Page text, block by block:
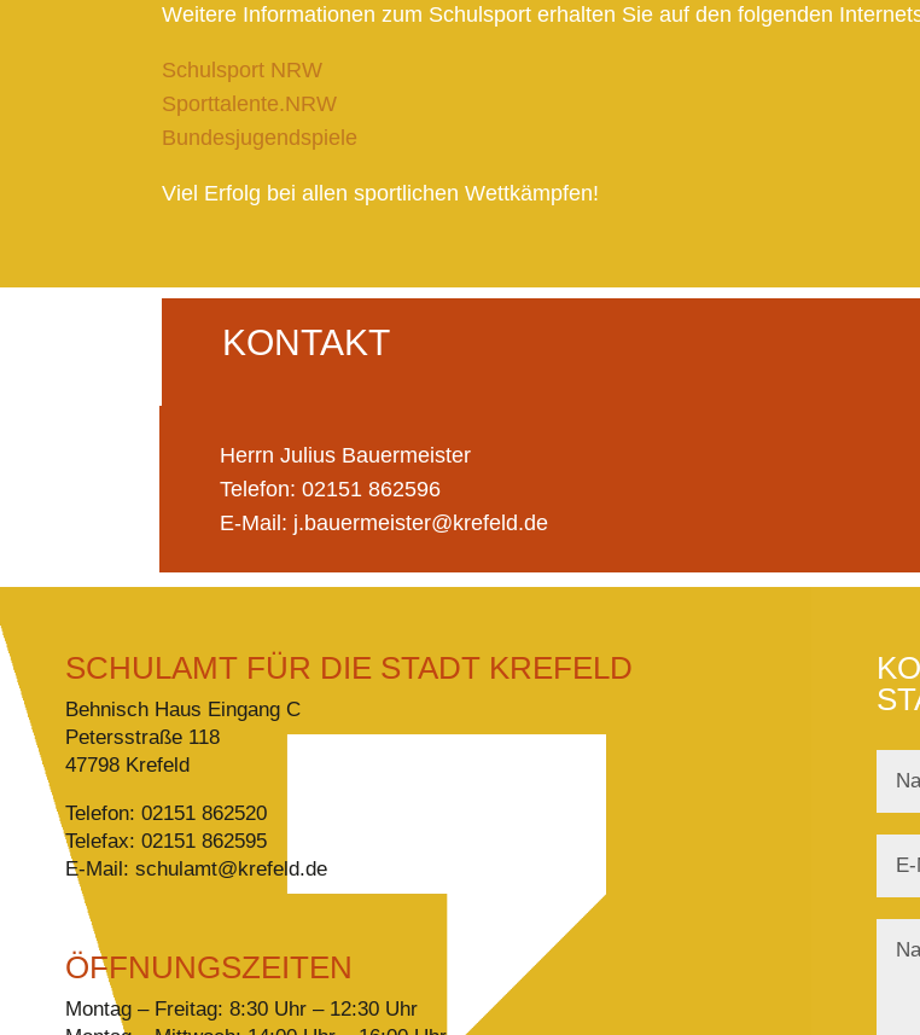
Weitere Informationen zum Schulsport erhalten Sie auf den folgenden
Schulsport NRW
Sporttalente.NRW
Bundesjugendspiele
Viel Erfolg bei allen sportlichen Wettkämpfen!
KONTAKT
Herrn Julius Bauermeister
Telefon: 02151 862596
E-Mail: j.bauermeister@krefeld.de
SCHULAMT FÜR DIE STADT KREFELD
Behnisch Haus Eingang C
Petersstraße 118
47798 Krefeld
Telefon: 02151 862520
Telefax: 02151 862595
E-Mail: schulamt@krefeld.de
ÖFFNUNGSZEITEN
Montag – Freitag: 8:30 Uhr – 12:30 Uhr